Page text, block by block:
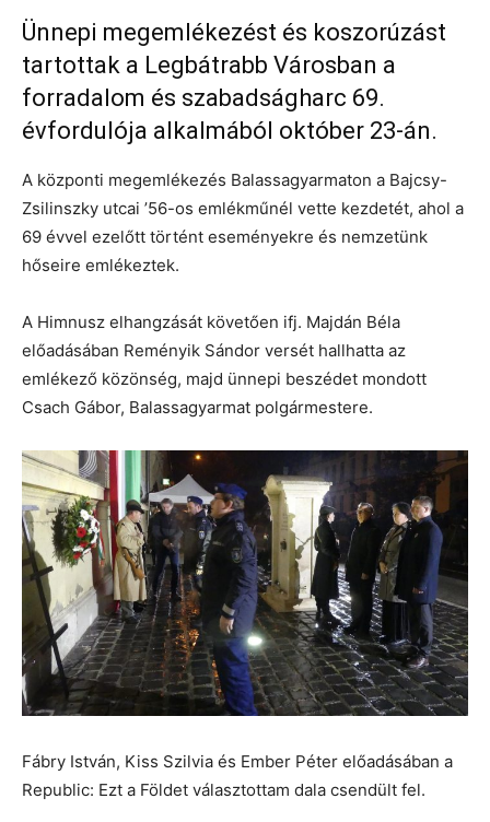
Ünnepi megemlékezést és koszorúzást
tartottak a Legbátrabb Városban a
forradalom és szabadságharc 69.
évfordulója alkalmából október 23-án.
A központi megemlékezés Balassagyarmaton a Bajcsy-
Zsilinszky utcai ’56-os emlékműnél vette kezdetét, ahol a
69 évvel ezelőtt történt eseményekre és nemzetünk
hőseire emlékeztek.
A Himnusz elhangzását követően ifj. Majdán Béla
előadásában Reményik Sándor versét hallhatta az
emlékező közönség, majd ünnepi beszédet mondott
Csach Gábor, Balassagyarmat polgármestere.
Fábry István, Kiss Szilvia és Ember Péter előadásában a
Republic: Ezt a Földet választottam dala csendült fel.